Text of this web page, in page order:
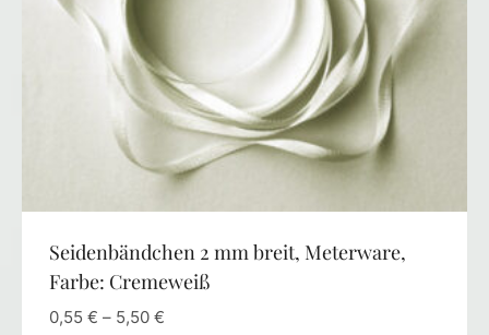
Seidenbändchen 2 mm breit, Meterware,
Farbe: Cremeweiß
0,55 € – 5,50 €